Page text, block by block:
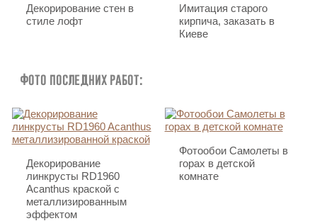
Декорирование стен в
стиле лофт
Имитация старого
кирпича, заказать в
Киеве
Фото последних работ:
Декорирование
линкрусты RD1960
Acanthus краской с
металлизированным
эффектом
Фотообои Самолеты в
горах в детской
комнате